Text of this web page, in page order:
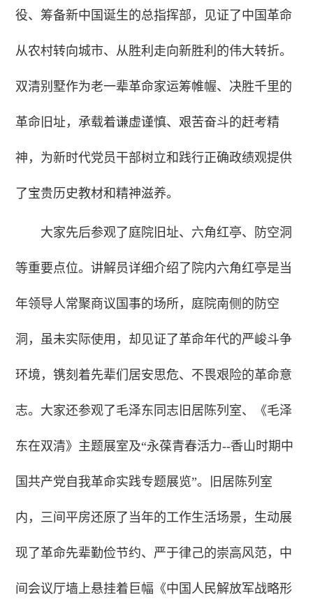
役、筹备新中国诞生的总指挥部，见证了中国革命
从农村转向城市、从胜利走向新胜利的伟大转折。
双清别墅作为老一辈革命家运筹帷幄、决胜千里的
革命旧址，承载着谦虚谨慎、艰苦奋斗的赶考精
神，为新时代党员干部树立和践行正确政绩观提供
了宝贵历史教材和精神滋养。
大家先后参观了庭院旧址、六角红亭、防空洞
等重要点位。讲解员详细介绍了院内六角红亭是当
年领导人常聚商议国事的场所，庭院南侧的防空
洞，虽未实际使用，却见证了革命年代的严峻斗争
环境，镌刻着先辈们居安思危、不畏艰险的革命意
志。大家还参观了毛泽东同志旧居陈列室、《毛泽
东在双清》主题展室及“永葆青春活力--香山时期中
国共产党自我革命实践专题展览”。旧居陈列室
内，三间平房还原了当年的工作生活场景，生动展
现了革命先辈勤俭节约、严于律己的崇高风范，中
间会议厅墙上悬挂着巨幅《中国人民解放军战略形